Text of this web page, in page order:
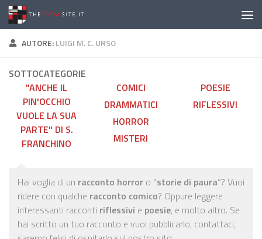
Salta al contenuto
AUTORE:LUIGI M. C. URSO
SOTTOCATEGORIE
"ANCHE IL
PIN'OCCHIO
VUOLE LA SUA
PARTE" DI S.
FRANCHINO
COMICI
DRAMMATICI
HORROR
MISTERI
POESIE
RIFLESSIVI
Hai voglia di un racconto horror o “storie di paura“? Vuoi
ridere con qualche racconto comico? Oppure leggere
interessanti racconti riflessivi e poesie, e molto altro. Se
hai scritto un tuo racconto e vuoi pubblicarlo, contattaci,